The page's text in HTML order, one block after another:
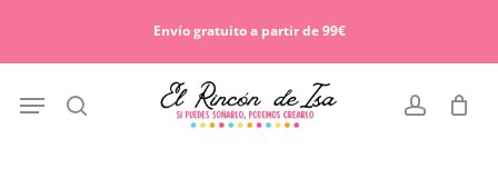
Envío gratuito a partir de 99€
search account
Menu
Cart